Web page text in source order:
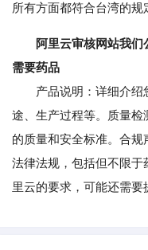
所有方面都符合台湾的规
阿里云审核网站我
需要药品
产品说明：详细介绍
途、生产过程等。质量
的质量和安全标准。合
法律法规，包括但不限
里云的要求，可能还需要